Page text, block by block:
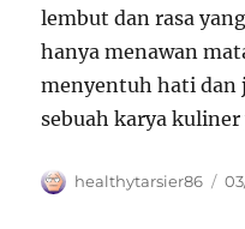
lembut dan rasa
hanya menawan
menyentuh hati dan
sebuah karya
Author
healthytarsier86